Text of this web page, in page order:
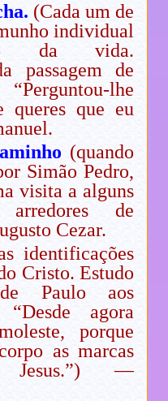
(Cada um de
individual
da vida.
passagem de
lhe
queres que eu
(quando
Simão Pedro,
visita a alguns
de
Cezar.
identificações
Cristo. Estudo
Paulo aos
agora
porque
as marcas
Jesus.”) —